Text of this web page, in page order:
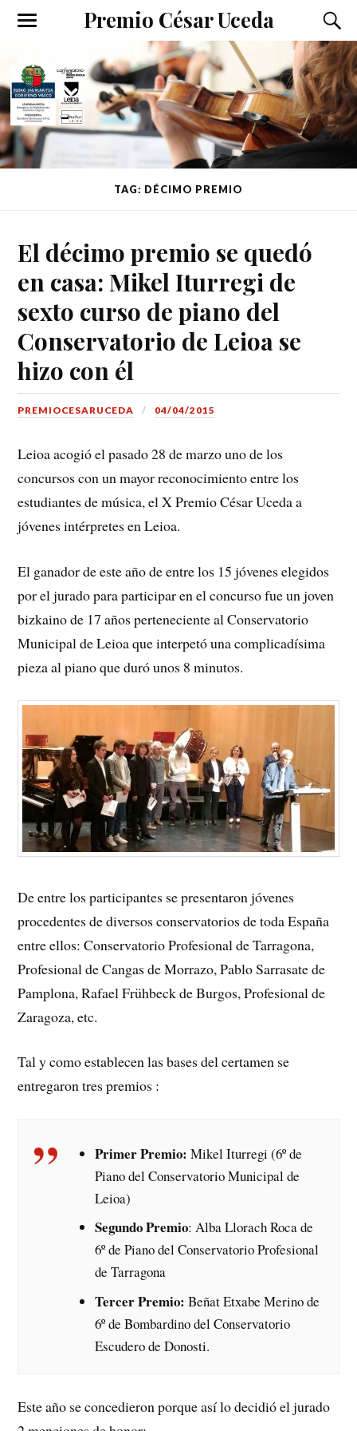
Premio César Uceda
TAG: DÉCIMO PREMIO
El décimo premio se quedó
en casa: Mikel Iturregi de
sexto curso de piano del
Conservatorio de Leioa se
hizo con él
PREMIOCESARUCEDA 04/04/2015
Leioa acogió el pasado 28 de marzo uno de los
concursos con un mayor reconocimiento entre los
estudiantes de música, el X Premio César Uceda a
jóvenes intérpretes en Leioa.
El ganador de este año de entre los 15 jóvenes elegidos
por el jurado para participar en el concurso fue un joven
bizkaino de 17 años perteneciente al Conservatorio
Municipal de Leioa que interpetó una complicadísima
pieza al piano que duró unos 8 minutos.
De entre los participantes se presentaron jóvenes
procedentes de diversos conservatorios de toda España
entre ellos: Conservatorio Profesional de Tarragona,
Profesional de Cangas de Morrazo, Pablo Sarrasate de
Pamplona, Rafael Frühbeck de Burgos, Profesional de
Zaragoza, etc.
Tal y como establecen las bases del certamen se
entregaron tres premios :
Primer Premio: Mikel Iturregi (6º de
Piano del Conservatorio Municipal de
Leioa)
Segundo Premio: Alba Llorach Roca de
6º de Piano del Conservatorio Profesional
de Tarragona
Tercer Premio: Beñat Etxabe Merino de
6º de Bombardino del Conservatorio
Escudero de Donosti.
Este año se concedieron porque así lo decidió el jurado